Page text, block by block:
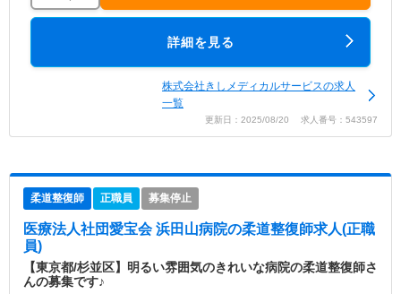
詳細を見る
株式会社きしメディカルサービスの求人
一覧
更新日：2025/08/20 求人番号：543597
柔道整復師 正職員 募集停止
医療法人社団愛宝会 浜田山病院の柔道整復師求人(正職
員)
【東京都/杉並区】明るい雰囲気のきれいな病院の柔道整復師さ
んの募集です♪